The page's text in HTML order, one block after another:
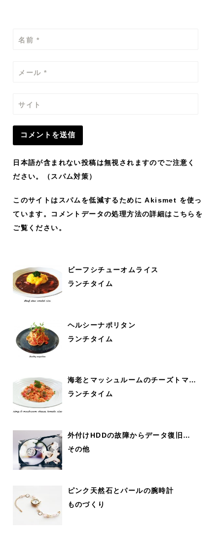
名前 *
メール *
サイト
日本語が含まれない投稿は無視されますのでご注意く
ださい。（スパム対策）
このサイトはスパムを低減するために Akismet を使っ
ています。
コメントデータの処理方法の詳細はこちらを
ご覧ください。
ビーフシチューオムライス
ランチタイム
ヘルシーナポリタン
ランチタイム
海老とマッシュルームのチーズトマ…
ランチタイム
外付けHDDの故障からデータ復旧…
その他
ピンク天然石とパールの腕時計
ものづくり